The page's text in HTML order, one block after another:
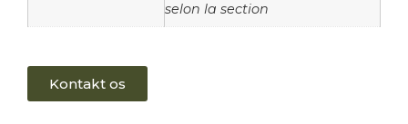
selon la section
Kontakt os